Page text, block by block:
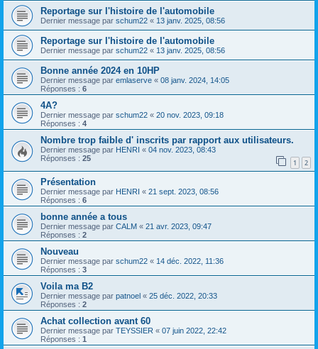
Reportage sur l'histoire de l'automobile
Dernier message par schum22 « 13 janv. 2025, 08:56
Reportage sur l'histoire de l'automobile
Dernier message par schum22 « 13 janv. 2025, 08:56
Bonne année 2024 en 10HP
Dernier message par emlaserve « 08 janv. 2024, 14:05
Réponses : 6
4A?
Dernier message par schum22 « 20 nov. 2023, 09:18
Réponses : 4
Nombre trop faible d' inscrits par rapport aux utilisateurs.
Dernier message par HENRI « 04 nov. 2023, 08:43
Réponses : 25 1 2
Présentation
Dernier message par HENRI « 21 sept. 2023, 08:56
Réponses : 6
bonne année a tous
Dernier message par CALM « 21 avr. 2023, 09:47
Réponses : 2
Nouveau
Dernier message par schum22 « 14 déc. 2022, 11:36
Réponses : 3
Voila ma B2
Dernier message par patnoel « 25 déc. 2022, 20:33
Réponses : 2
Achat collection avant 60
Dernier message par TEYSSIER « 07 juin 2022, 22:42
Réponses : 1